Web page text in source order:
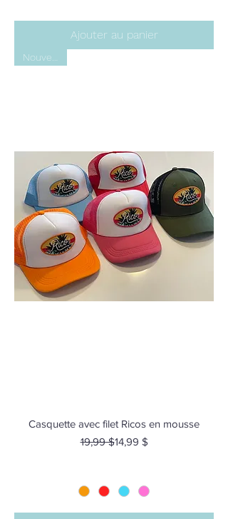
Ajouter au panier
Casquette avec filet Ricos en mousse
Prix original
19,99 $Prix promotionnel
14,99 $